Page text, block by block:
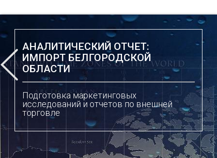
АНАЛИТИЧЕСКИЙ ОТЧЕТ:
ИМПОРТ БЕЛГОРОДСКОЙ
ОБЛАСТИ
Подготовка маркетинговых
исследований и отчетов по внешней
торговле